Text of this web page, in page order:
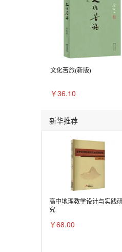
文化苦旅(新版)
￥36.10
新华推荐
高中地理教学设计与实践
究
￥68.00